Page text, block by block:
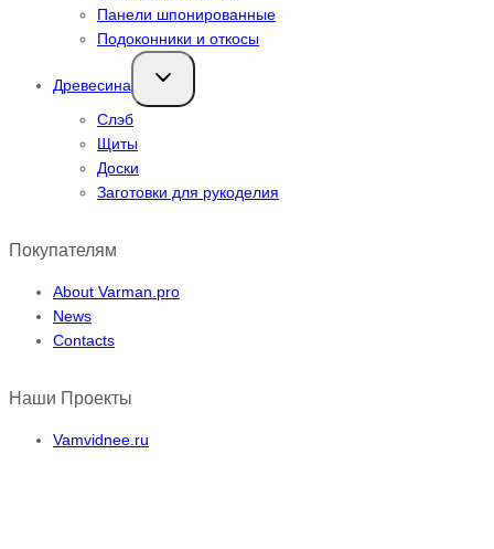
Панели шпонированные
Подоконники и откосы
Древесина
Переключить
дочернее
Слэб
Щиты
Доски
Заготовки для рукоделия
Покупателям
About Varman.pro
News
Contacts
Наши Проекты
Vamvidnee.ru